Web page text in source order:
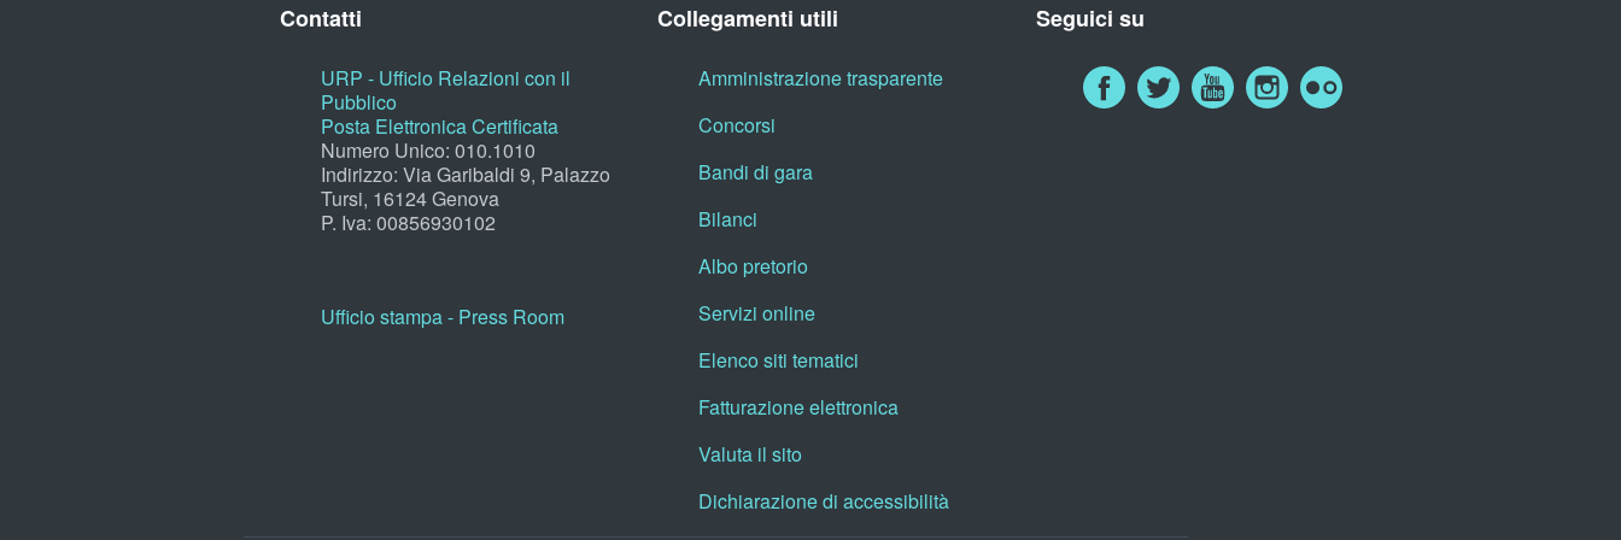
Contatti
URP - Ufficio Relazioni con il
Pubblico
Posta Elettronica Certificata
Numero Unico: 010.1010
Indirizzo: Via Garibaldi 9, Palazzo
Tursi, 16124 Genova
P. Iva: 00856930102
Ufficio stampa - Press Room
Collegamenti utili
Amministrazione trasparente
Concorsi
Bandi di gara
Bilanci
Albo pretorio
Servizi online
Elenco siti tematici
Fatturazione elettronica
Valuta il sito
Dichiarazione di accessibilità
Seguici su